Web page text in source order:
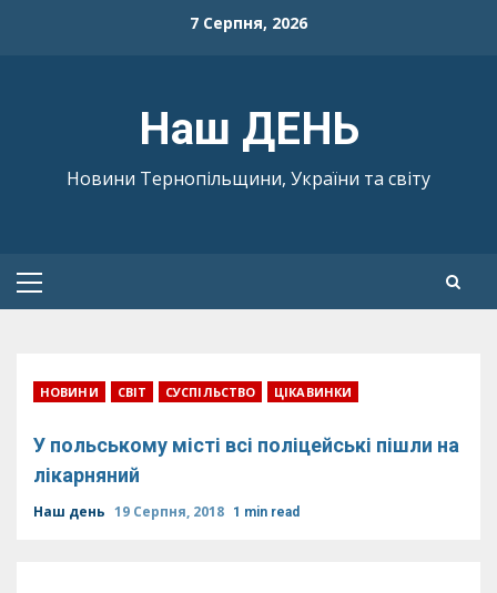
7 Серпня, 2026
Наш ДЕНЬ
Новини Тернопільщини, України та світу
Primary
НОВИНИ СВІТ СУСПІЛЬСТВО ЦІКАВИНКИ
У польському місті всі поліцейські пішли на
лікарняний
Наш день 19 Серпня, 2018 1 min read